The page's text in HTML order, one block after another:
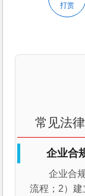
打赏
常见法
企业合
企业合
流程；2）